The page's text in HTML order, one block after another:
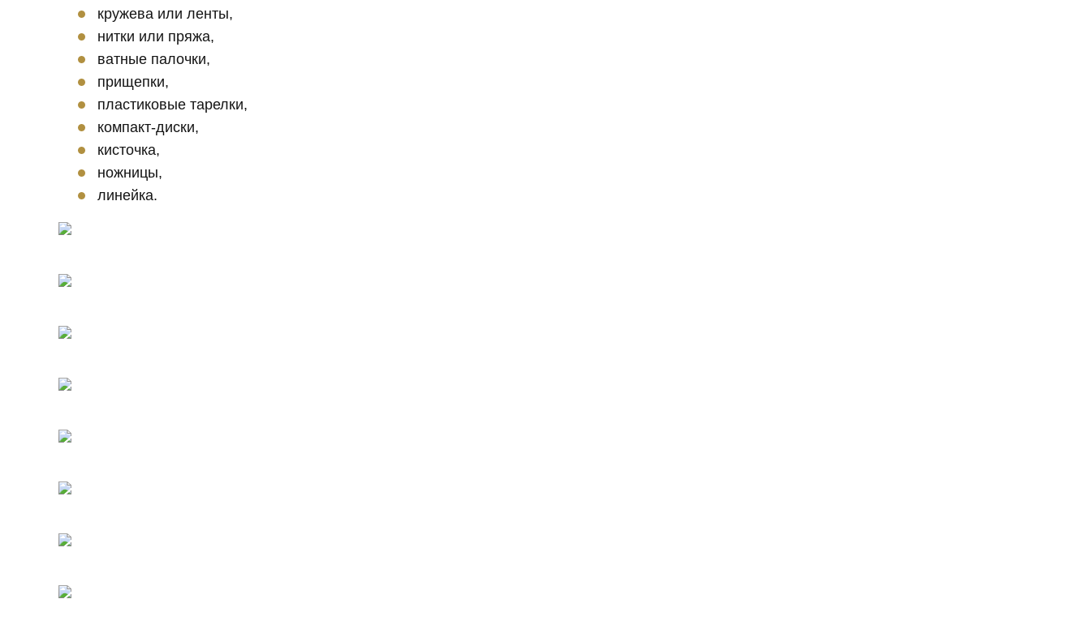
кружева или ленты,
нитки или пряжа,
ватные палочки,
прищепки,
пластиковые тарелки,
компакт-диски,
кисточка,
ножницы,
линейка.